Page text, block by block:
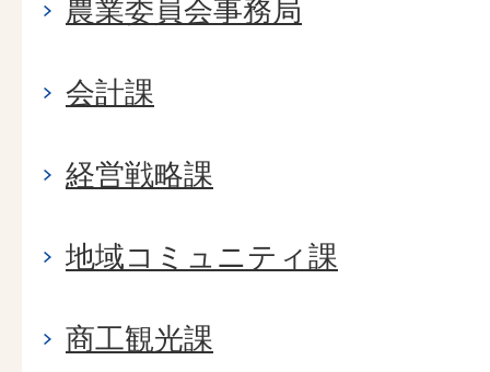
農業委員会事務局
会計課
経営戦略課
地域コミュニティ課
商工観光課